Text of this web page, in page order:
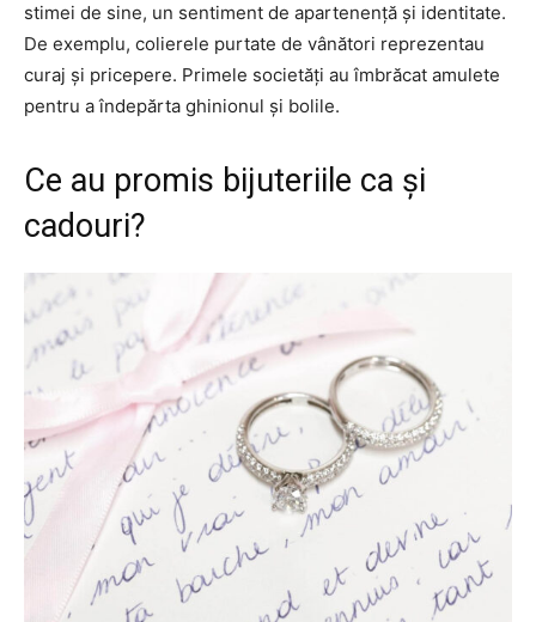
stimei de sine, un sentiment de apartenență și identitate.
De exemplu, colierele purtate de vânători reprezentau
curaj și pricepere. Primele societăți au îmbrăcat amulete
pentru a îndepărta ghinionul și bolile.
Ce au promis bijuteriile ca și
cadouri?